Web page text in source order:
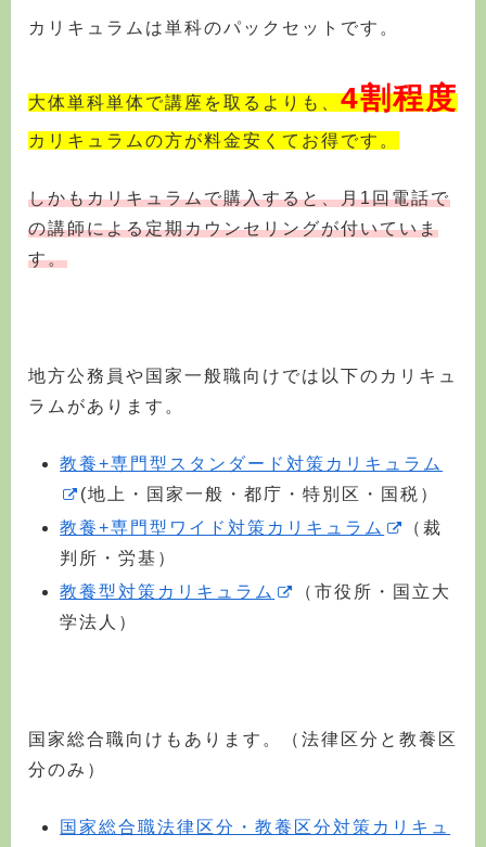
カリキュラムは単科のパックセットです。
大体単科単体で講座を取るよりも、 4割程度
カリキュラムの方が料金安くてお得です。
しかもカリキュラムで購入すると、月1回電話で
の講師による定期カウンセリングが付いていま
す。
地方公務員や国家一般職向けでは以下のカリキュ
ラムがあります。
教養+専門型スタンダード対策カリキュラム
(地上・国家一般・都庁・特別区・国税）
教養+専門型ワイド対策カリキュラム
（裁
判所・労基）
教養型対策カリキュラム
（市役所・国立大
学法人）
国家総合職向けもあります。（法律区分と教養区
分のみ）
国家総合職法律区分・教養区分対策カリキュ